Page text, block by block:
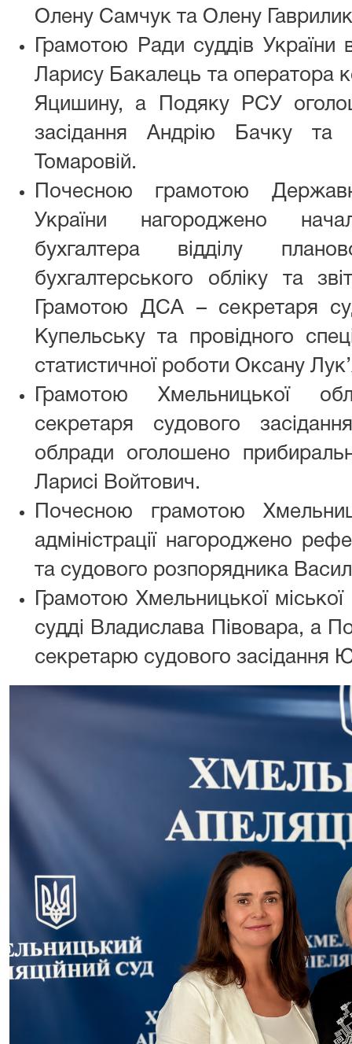
Олену Самчук та Олену
Грамотою Ради суддів України
Ларису Бакалець та оператора
Яцишину, а Подяку РСУ
засідання Андрію Бачку та
Томаровій.
Почесною грамотою
України нагороджено
бухгалтера відділу
бухгалтерського обліку та
Грамотою ДСА – секретаря
Купельську та провідного
статистичної роботи Оксану
Грамотою Хмельницької
секретаря судового
облради оголошено
Ларисі Войтович.
Почесною грамотою
адміністрації нагороджено
та судового розпорядника
Грамотою Хмельницької
судді Владислава Півовара, а
секретарю судового засідання